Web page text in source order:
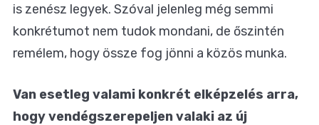
is zenész legyek. Szóval jelenleg még semmi
konkrétumot nem tudok mondani, de őszintén
remélem, hogy össze fog jönni a közös munka.
Van esetleg valami konkrét elképzelés arra,
hogy vendégszerepeljen valaki az új